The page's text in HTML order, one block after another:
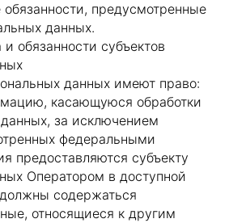
предусмотренные
данных.
обязанности субъектов
данных имеют право:
касающуюся обработки
за исключением
федеральными
предоставляются субъекту
Оператором в доступной
содержаться
относящиеся к другим